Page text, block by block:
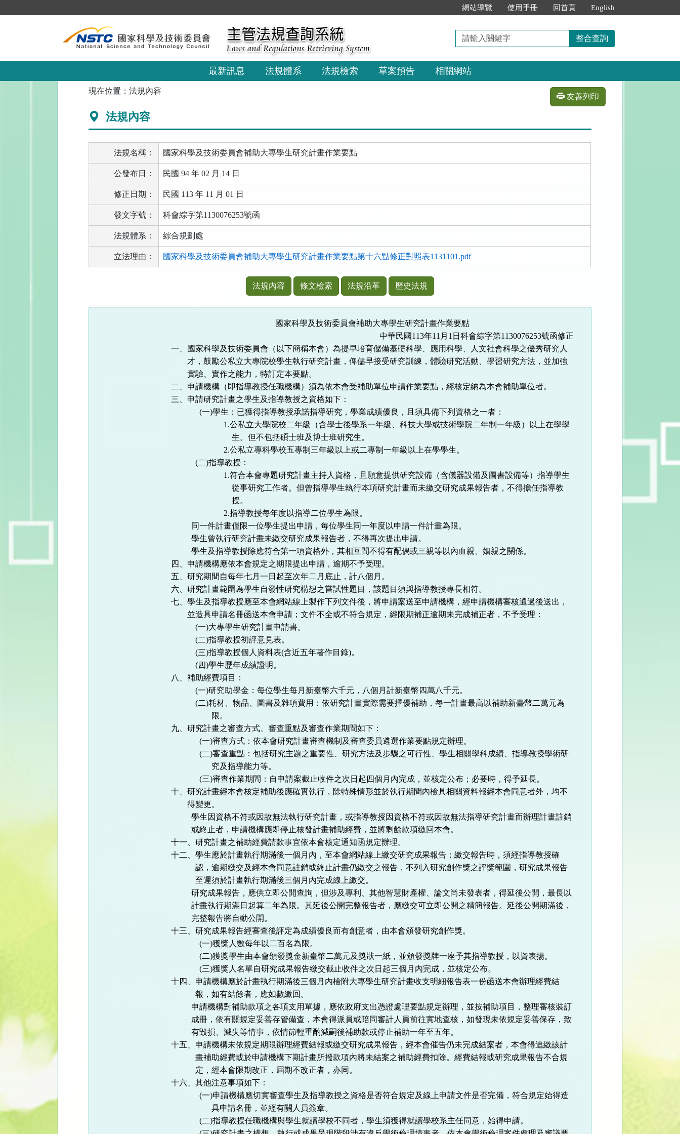
到
網站導覽 使用手冊 回首頁 English
請
輸
入
關
鍵
整合查詢
最新訊息 法規體系 法規檢索 草案預告 相關網站
現在位置：法規內容
友善列印
法規內容
法規名稱： 國家科學及技術委員會補助大專學生研究計畫作業要點
公發布日： 民國 94 年 02 月 14 日
修正日期： 民國 113 年 11 月 01 日
發文字號： 科會綜字第1130076253號函
法規體系： 綜合規劃處
立法理由： 國家科學及技術委員會補助大專學生研究計畫作業要點第十六點修正對照表1131101.pdf
功
法規內容 條文檢索 法規沿革 歷史法規
國家科學及技術委員會補助大專學生研究計畫作業要點
中華民國113年11 月 1 日科會綜字第1130076253號函修正
一、國家科學及技術委員會（以下簡稱本會）為提早培育儲備基礎科學、應用科學、人文社會科學之優秀研究人
才，鼓勵公私立大專院校學生執行研究計畫，俾儘早接受研究訓練，體驗研究活動、學習研究方法，並加強
實驗、實作之能力，特訂定本要點。
二、申請機構（即指導教授任職機構）須為依本會受補助單位申請作業要點，經核定納為本會補助單位者。
三、申請研究計畫之學生及指導教授之資格如下：
(一)學生：已獲得指導教授承諾指導研究，學業成績優良，且須具備下列資格之一者：
1.公私立大學院校二年級（含學士後學系一年級、科技大學或技術學院二年制一年級）以上在學學
生。但不包括碩士班及博士班研究生。
2.公私立專科學校五專制三年級以上或二專制一年級以上在學學生。
(二)指導教授：
1.符合本會專題研究計畫主持人資格，且願意提供研究設備（含儀器設備及圖書設備等）指導學生
從事研究工作者。但曾指導學生執行本項研究計畫而未繳交研究成果報告者，不得擔任指導教
授。
2.指導教授每年度以指導二位學生為限。
同一件計畫僅限一位學生提出申請，每位學生同一年度以申請一件計畫為限。
學生曾執行研究計畫未繳交研究成果報告者，不得再次提出申請。
學生及指導教授除應符合第一項資格外，其相互間不得有配偶或三親等以內血親、姻親之關係。
四、申請機構應依本會規定之期限提出申請，逾期不予受理。
五、研究期間自每年七月一日起至次年二月底止，計八個月。
六、研究計畫範圍為學生自發性研究構想之嘗試性題目，該題目須與指導教授專長相符。
七、學生及指導教授應至本會網站線上製作下列文件後，將申請案送至申請機構，經申請機構審核通過後送出，
並造具申請名冊函送本會申請；文件不全或不符合規定，經限期補正逾期未完成補正者，不予受理：
(一)大專學生研究計畫申請書。
(二)指導教授初評意見表。
(三)指導教授個人資料表(含近五年著作目錄)。
(四)學生歷年成績證明。
八、補助經費項目：
(一)研究助學金：每位學生每月新臺幣六千元，八個月計新臺幣四萬八千元。
(二)耗材、物品、圖書及雜項費用：依研究計畫實際需要擇優補助，每一計畫最高以補助新臺幣二萬元為
限。
九、研究計畫之審查方式、審查重點及審查作業期間如下：
(一)審查方式：依本會研究計畫審查機制及審查委員遴選作業要點規定辦理。
(二)審查重點：包括研究主題之重要性、研究方法及步驟之可行性、學生相關學科成績、指導教授學術研
究及指導能力等。
(三)審查作業期間：自申請案截止收件之次日起四個月內完成，並核定公布；必要時，得予延長。
十、研究計畫經本會核定補助後應確實執行，除特殊情形並於執行期間內檢具相關資料報經本會同意者外，均不
得變更。
學生因資格不符或因故無法執行研究計畫，或指導教授因資格不符或因故無法指導研究計畫而辦理計畫註銷
或終止者，申請機構應即停止核發計畫補助經費，並將剩餘款項繳回本會。
十一、研究計畫之補助經費請款事宜依本會核定通知函規定辦理。
十二、學生應於計畫執行期滿後一個月內，至本會網站線上繳交研究成果報告；繳交報告時，須經指導教授確
認，逾期繳交及經本會同意註銷或終止計畫仍繳交之報告，不列入研究創作獎之評獎範圍，研究成果報告
至遲須於計畫執行期滿後三個月內完成線上繳交。
研究成果報告，應供立即公開查詢，但涉及專利、其他智慧財產權、論文尚未發表者，得延後公開，最長以
計畫執行期滿日起算二年為限。其延後公開完整報告者，應繳交可立即公開之精簡報告。延後公開期滿後，
完整報告將自動公開。
十三、研究成果報告經審查後評定為成績優良而有創意者，由本會頒發研究創作獎。
(一)獲獎人數每年以二百名為限。
(二)獲獎學生由本會頒發獎金新臺幣二萬元及獎狀一紙，並頒發獎牌一座予其指導教授，以資表揚。
(三)獲獎人名單自研究成果報告繳交截止收件之次日起三個月內完成，並核定公布。
十四、申請機構應於計畫執行期滿後三個月內檢附大專學生研究計畫收支明細報告表一份函送本會辦理經費結
報，如有結餘者，應如數繳回。
申請機構對補助款項之各項支用單據，應依政府支出憑證處理要點規定辦理，並按補助項目，整理審核裝訂
成冊，依有關規定妥善存管備查，本會得派員或陪同審計人員前往實地查核，如發現未依規定妥善保存，致
有毀損、滅失等情事，依情節輕重酌減嗣後補助款或停止補助一年至五年。
十五、申請機構未依規定期限辦理經費結報或繳交研究成果報告，經本會催告仍未完成結案者，本會得追繳該計
畫補助經費或於申請機構下期計畫所撥款項內將未結案之補助經費扣除。經費結報或研究成果報告不合規
定，經本會限期改正，屆期不改正者，亦同。
十六、其他注意事項如下：
(一)申請機構應切實審查學生及指導教授之資格是否符合規定及線上申請文件是否完備，符合規定始得造
具申請名冊，並經有關人員簽章。
(二)指導教授任職機構與學生就讀學校不同者，學生須獲得就讀學校系主任同意，始得申請。